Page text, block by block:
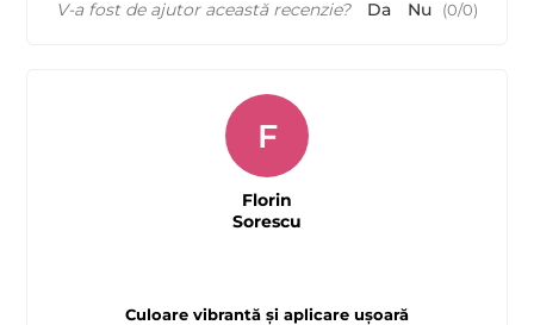
V-a fost de ajutor această recenzie? Da Nu (0/0)
Culoare vibrantă și aplicare ușoară
F
Florin
Sorescu